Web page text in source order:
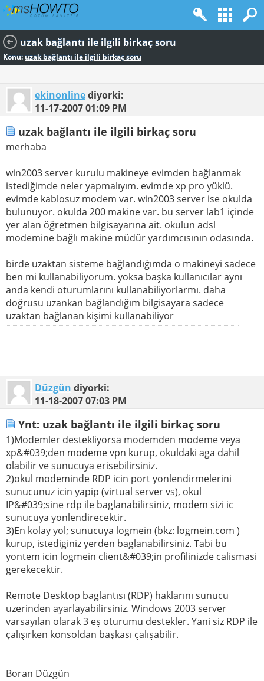
uzak bağlantı ile ilgili birkaç soru
Konu:uzak bağlantı ile ilgili birkaç soru
ekinonlinediyorki:
11-17-200701:09 PM
uzak bağlantı ile ilgili birkaç soru
merhaba
win2003 server kurulu makineye evimden bağlanmak
istediğimde neler yapmalıyım. evimde xp pro yüklü.
evimde kablosuz modem var. win2003 server ise okulda
bulunuyor. okulda 200 makine var. bu server lab1 içinde
yer alan öğretmen bilgisayarına ait. okulun adsl
modemine bağlı makine müdür yardımcısının odasında.
birde uzaktan sisteme bağlandığımda o makineyi sadece
ben mi kullanabiliyorum. yoksa başka kullanıcılar aynı
anda kendi oturumlarını kullanabiliyorlarmı. daha
doğrusu uzankan bağlandığım bilgisayara sadece
uzaktan bağlanan kişimi kullanabiliyor
Düzgün diyorki:
11-18-200707:03 PM
Ynt: uzak bağlantı ile ilgili birkaç soru
1)Modemler destekliyorsa modemden modeme veya
xp&#039;den modeme vpn kurup, okuldaki aga dahil
olabilir ve sunucuya erisebilirsiniz.
2)okul modeminde RDP icin port yonlendirmelerini
sunucunuz icin yapip (virtual server vs), okul
IP&#039;sine rdp ile baglanabilirsiniz, modem sizi ic
sunucuya yonlendirecektir.
3)En kolay yol; sunucuya logmein (bkz: logmein.com )
kurup, istediginiz yerden baglanabilirsiniz. Tabi bu
yontem icin logmein client&#039;in profilinizde calismasi
gerekecektir.
Remote Desktop baglantısı (RDP) haklarını sunucu
uzerinden ayarlayabilirsiniz. Windows 2003 server
varsayılan olarak 3 eş oturumu destekler. Yani siz RDP ile
çalışırken konsoldan başkası çalışabilir.
Boran Düzgün